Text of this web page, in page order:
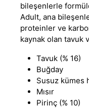
bileşenlerle
Adult, ana
proteinler ve
kaynak olan tavuk
Tavuk (% 16)
Buğday
Susuz kümes
Mısır
Pirinç (% 10)